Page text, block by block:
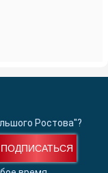
Ростова"?
ПОДПИСАТЬСЯ